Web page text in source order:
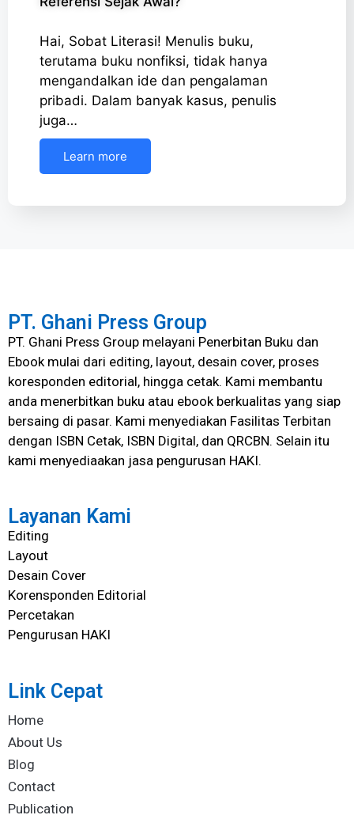
Hai, Sobat Literasi! Menulis buku,
terutama buku nonfiksi, tidak hanya
mengandalkan ide dan pengalaman
pribadi. Dalam banyak kasus, penulis
juga…
Learn more
PT. Ghani Press Group
PT. Ghani Press Group melayani Penerbitan Buku dan
Ebook mulai dari editing, layout, desain cover, proses
koresponden editorial, hingga cetak. Kami membantu
anda menerbitkan buku atau ebook berkualitas yang siap
bersaing di pasar. Kami menyediakan Fasilitas Terbitan
dengan ISBN Cetak, ISBN Digital, dan QRCBN. Selain itu
kami menyediaakan jasa pengurusan HAKI.
Layanan Kami
Editing
Layout
Desain Cover
Korensponden Editorial
Percetakan
Pengurusan HAKI
Link Cepat
Home
About Us
Blog
Contact
Publication